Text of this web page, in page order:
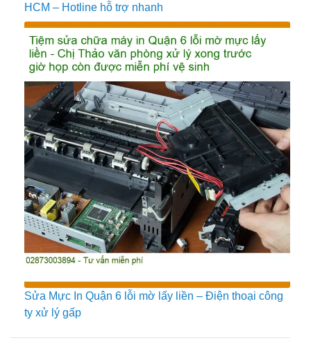
HCM – Hotline hỗ trợ nhanh
Sửa Mực In Quận 6 lỗi mờ lấy liền – Điện thoại công
ty xử lý gấp